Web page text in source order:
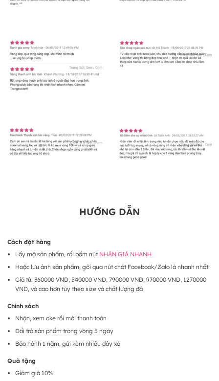
HƯỚNG DẪN
Cách đặt hàng
Lấy mã sản phẩm, rồi bấm nút NHẬN GIÁ NHANH
Hoặc lưu ảnh sản phẩm, gởi qua nút chát Facebook/Zalo là nhanh nhất!
Giá từ: 360000 VND, 540000 VND, 790000 VND, 970000 VND, 1270000
VND, và cao hơn tùy theo size và chất lượng đá
Chính sách
Nhận, xem oke rồi mới thanh toán
Đổi trả sản phẩm trong vòng 5 ngày
Bảo hành 1 năm, gửi kèm nhiều dây xỏ
Quà tặng
Giảm giá 10%